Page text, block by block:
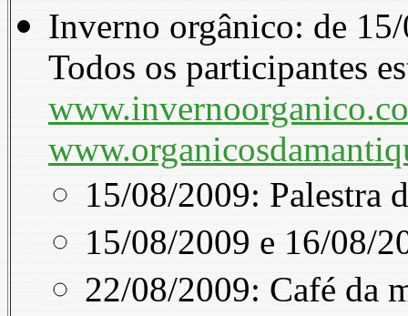
Inverno orgânico: de
Todos os participantes
15/08/2009: Palestra
15/08/2009 e 16/08/
22/08/2009: Café da